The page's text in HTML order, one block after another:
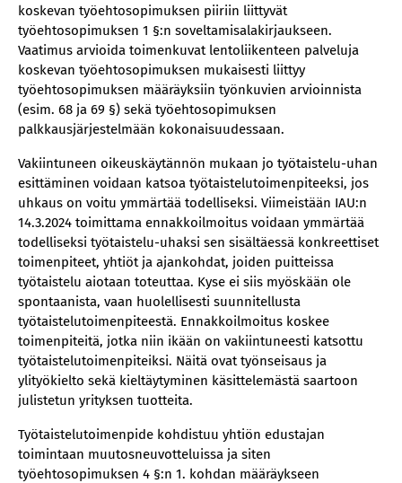
koskevan työehtosopimuksen piiriin liittyvät
työehtosopimuksen 1 §:n soveltamisalakirjaukseen.
Vaatimus arvioida toimenkuvat lentoliikenteen palveluja
koskevan työehtosopimuksen mukaisesti liittyy
työehtosopimuksen määräyksiin työnkuvien arvioinnista
(esim. 68 ja 69 §) sekä työehtosopimuksen
palkkausjärjestelmään kokonaisuudessaan.
Vakiintuneen oikeuskäytännön mukaan jo työtaistelu-uhan
esittäminen voidaan katsoa työtaistelutoimenpiteeksi, jos
uhkaus on voitu ymmärtää todelliseksi. Viimeistään IAU:n
14.3.2024 toimittama ennakkoilmoitus voidaan ymmärtää
todelliseksi työtaistelu-uhaksi sen sisältäessä konkreettiset
toimenpiteet, yhtiöt ja ajankohdat, joiden puitteissa
työtaistelu aiotaan toteuttaa. Kyse ei siis myöskään ole
spontaanista, vaan huolellisesti suunnitellusta
työtaistelutoimenpiteestä. Ennakkoilmoitus koskee
toimenpiteitä, jotka niin ikään on vakiintuneesti katsottu
työtaistelutoimenpiteiksi. Näitä ovat työnseisaus ja
ylityökielto sekä kieltäytyminen käsittelemästä saartoon
julistetun yrityksen tuotteita.
Työtaistelutoimenpide kohdistuu yhtiön edustajan
toimintaan muutosneuvotteluissa ja siten
työehtosopimuksen 4 §:n 1. kohdan määräykseen